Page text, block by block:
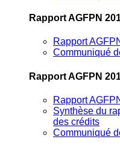
Rapport AGFPN
Rapport
Communiqué
Rapport AGFPN
Rapport
Synthèse du
des crédits
Communiqué